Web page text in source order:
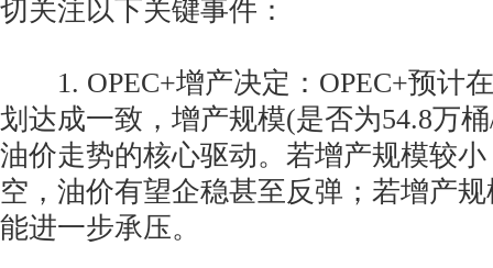
切关注以下关键事件：
1. OPEC+增产决定：OPEC+预计
划达成一致，增产规模(是否为54.8万
油价走势的核心驱动。若增产规模较
空，油价有望企稳甚至反弹；若增产
能进一步承压。